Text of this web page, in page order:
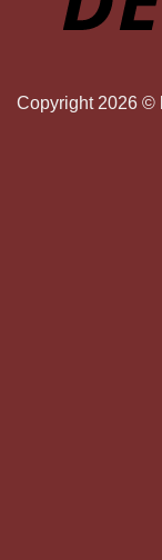
Copyright 2026 ©